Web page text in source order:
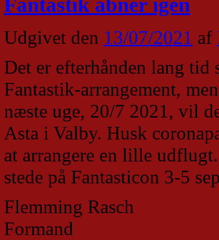
Fantastik åbner igen
Udgivet den 13/07/2021 af
Det er efterhånden lang
Fantastik-arrangement,
næste uge, 20/7 2021, vil
Asta i Valby. Husk
at arrangere en lille
stede på Fantasticon 3-5
Flemming Rasch
Formand